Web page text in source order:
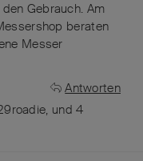
Gebrauch. Am
beraten
Messer
Antworten
, und4